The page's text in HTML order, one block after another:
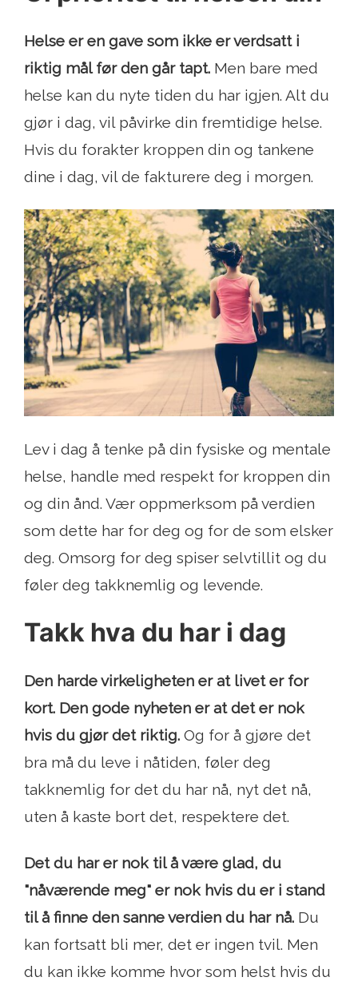
Helse er en gave som ikke er verdsatt i
riktig mål før den går tapt. Men bare med
helse kan du nyte tiden du har igjen. Alt du
gjør i dag, vil påvirke din fremtidige helse.
Hvis du forakter kroppen din og tankene
dine i dag, vil de fakturere deg i morgen.
Lev i dag å tenke på din fysiske og mentale
helse, handle med respekt for kroppen din
og din ånd. Vær oppmerksom på verdien
som dette har for deg og for de som elsker
deg. Omsorg for deg spiser selvtillit og du
føler deg takknemlig og levende.
Takk hva du har i dag
Den harde virkeligheten er at livet er for
kort. Den gode nyheten er at det er nok
hvis du gjør det riktig. Og for å gjøre det
bra må du leve i nåtiden, føler deg
takknemlig for det du har nå, nyt det nå,
uten å kaste bort det, respektere det.
Det du har er nok til å være glad, du
"nåværende meg" er nok hvis du er i stand
til å finne den sanne verdien du har nå. Du
kan fortsatt bli mer, det er ingen tvil. Men
du kan ikke komme hvor som helst hvis du